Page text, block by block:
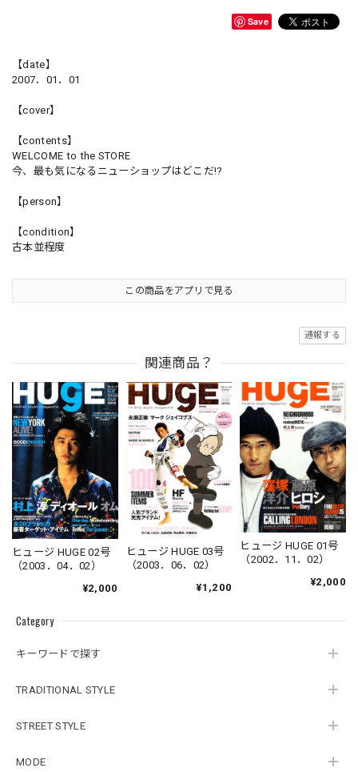
Category
キーワードで探す
TRADITIONAL STYLE
STREET STYLE
MODE
Save
【date】
2007．01．01
【cover】
【contents】
WELCOME to the STORE
今、最も気になるニューショップはどこだ!?
【person】
【condition】
古本並程度
この商品をアプリで見る
通報する
関連商品？
ヒュージ HUGE 02号
（2003．04．02）
¥2,000
ヒュージ HUGE 03号
（2003．06．02）
¥1,200
ヒュージ HUGE 01号
（2002．11．02）
¥2,000